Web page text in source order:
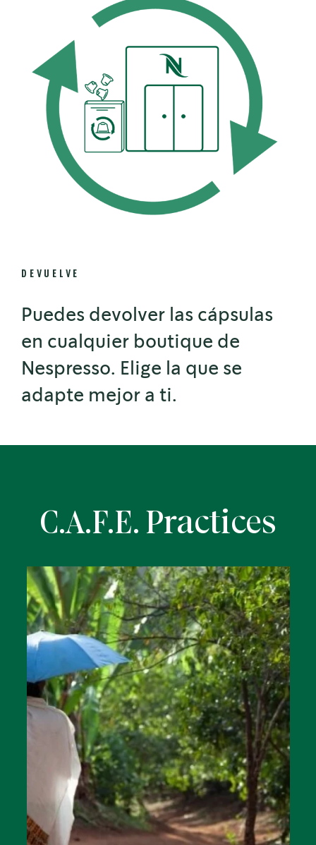
DEVUELVE
Puedes devolver las cápsulas
en cualquier boutique de
Nespresso. Elige la que se
adapte mejor a ti.
C.A.F.E. Practices